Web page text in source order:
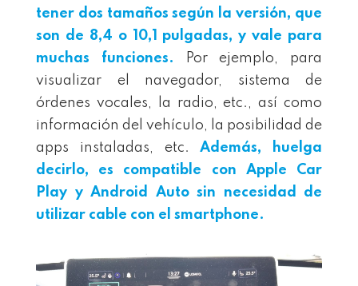
tener dos tamaños según la versión, que
son de 8,4 o 10,1 pulgadas, y vale para
muchas funciones. Por ejemplo, para
visualizar el navegador, sistema de
órdenes vocales, la radio, etc., así como
información del vehículo, la posibilidad de
apps instaladas, etc.Además, huelga
decirlo, es compatible con Apple Car
Play y Android Auto sin necesidad de
utilizar cable con el smartphone.